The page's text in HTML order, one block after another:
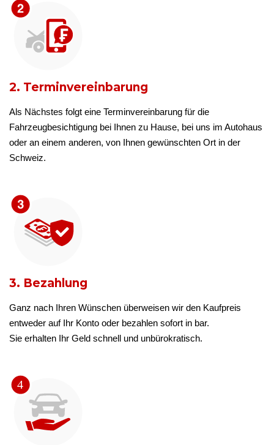
2. Terminvereinbarung
Als Nächstes folgt eine Terminvereinbarung für die
Fahrzeugbesichtigung bei Ihnen zu Hause, bei uns im Autohaus
oder an einem anderen, von Ihnen gewünschten Ort in der
Schweiz.
3. Bezahlung
Ganz nach Ihren Wünschen überweisen wir den Kaufpreis
entweder auf Ihr Konto oder bezahlen sofort in bar.
Sie erhalten Ihr Geld schnell und unbürokratisch.